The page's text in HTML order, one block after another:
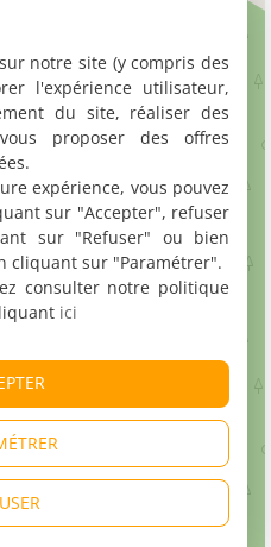
notre site (y compris des
l'expérience utilisateur,
du site, réaliser des
proposer des offres
expérience, vous pouvez
sur "Accepter", refuser
sur "Refuser" ou bien
cliquant sur "Paramétrer".
consulter notre politique
ici